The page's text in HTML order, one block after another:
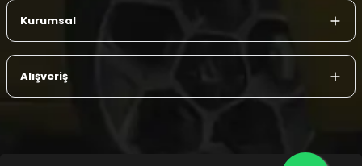
Kurumsal
Alışveriş